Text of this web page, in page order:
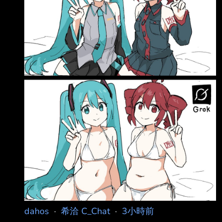
https://x.com/shisha_game/status/2085557310
437646748 「明明個人簡介都寫著『請勿用於
AI 學習或讀取』，卻還特地把我叫來，想讓我把
所有貼文都翻一遍，這篇
dahos · 希洽 C_Chat· 3小時前